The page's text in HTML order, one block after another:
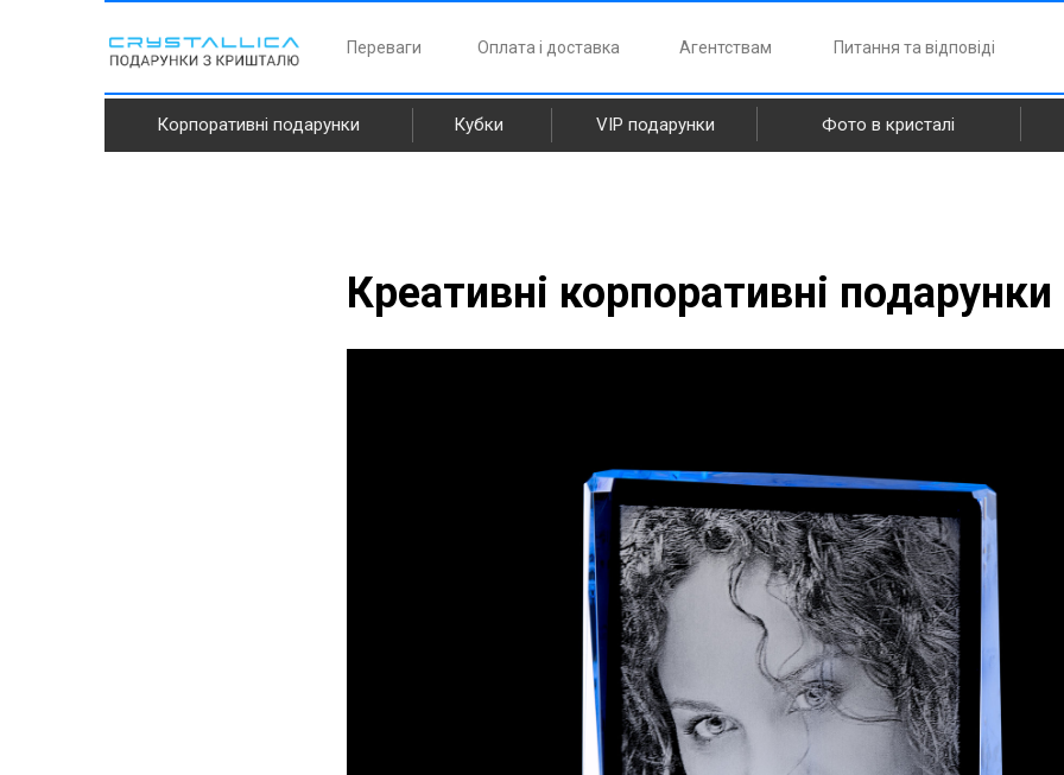
Переваги Питання та відповіді
Агентствам
Оплата і доставка
Корпоративні подарунки Кубки VIP подарунки Фото в кристалі
Креативні корпоративні подарунки